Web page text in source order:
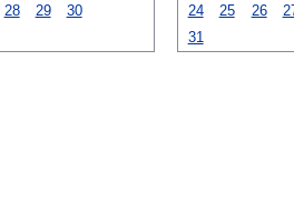
28 29 30
24
25 26
31